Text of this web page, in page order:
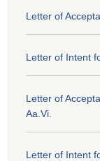
Letter of
Letter of Intent
Letter of
Aa.Vi.
Letter of Intent